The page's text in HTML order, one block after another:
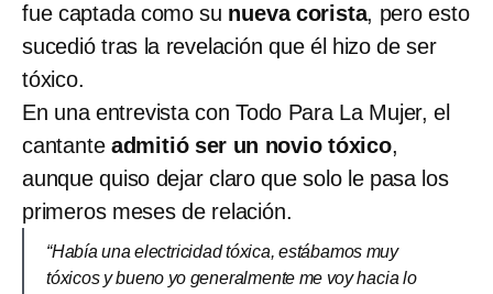
fue captada como su nueva corista, pero esto
sucedió tras la revelación que él hizo de ser
tóxico.
En una entrevista con Todo Para La Mujer, el
cantante admitió ser un novio tóxico,
aunque quiso dejar claro que solo le pasa los
primeros meses de relación.
“Había una electricidad tóxica, estábamos muy
tóxicos y bueno yo generalmente me voy hacia lo